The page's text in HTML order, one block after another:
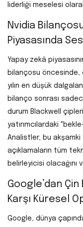
liderliği meselesi
Nvidia
Piyasasında
Yapay zekâ
bilançosu öncesinde,
yılın en düşük
bilanço sonrası
durum Blackwell
yatırımcılardaki
Analistler, bu akşamki
açıklamaların tüm
belirleyicisi olacağını
Google’dan Çin
Karşı Küresel
Google, dünya